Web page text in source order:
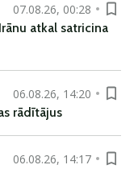
07.08.26, 00:28
atkal satricina
06.08.26, 14:20
rādītājus
06.08.26, 14:17